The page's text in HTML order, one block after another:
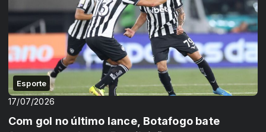
Esporte
17/07/2026
Com gol no último lance, Botafogo bate